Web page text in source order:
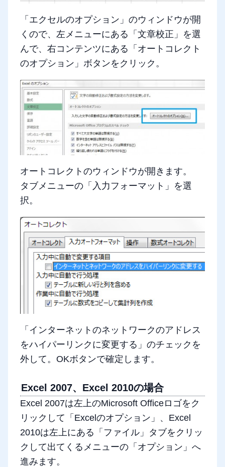
「エクセルのオプション」のウィンドウが開
くので、左メニューにある「文章校正」を選
んで、右コンテンツにある「オートコレクト
のオプション」ボタンをクリック。
オートコレクトのウィンドウが開きます。
タブメニューの「入力フォーマット」を選
択。
「インターネットのネットワークのアドレス
をハイパーリンクに変更する」のチェックを
外して。OKボタンで確定します。
Excel 2007、Excel 2010の場合
Excel 2007は左上のMicrosoft Officeロゴをク
リックして「Excelのオプション」、Excel
2010は左上にある「ファイル」タブをクリッ
クして出てくるメニューの「オプション」へ
進みます。